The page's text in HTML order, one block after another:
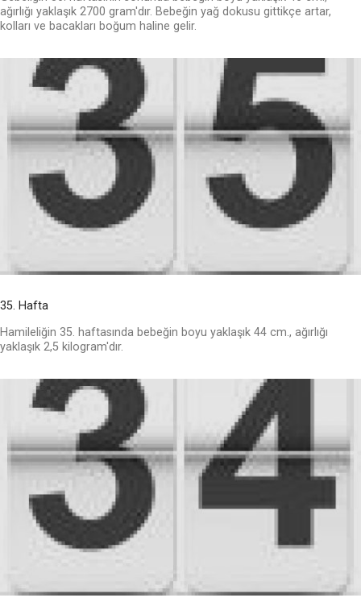
ağırlığı yaklaşık 2700 gram'dır. Bebeğin yağ dokusu gittikçe artar,
kolları ve bacakları boğum haline gelir.
35. Hafta
Hamileliğin 35. haftasında bebeğin boyu yaklaşık 44 cm., ağırlığı
yaklaşık 2,5 kilogram'dır.